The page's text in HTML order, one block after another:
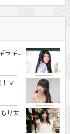
ラギ...
マ
り女